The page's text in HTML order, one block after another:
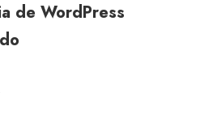
de WordPress